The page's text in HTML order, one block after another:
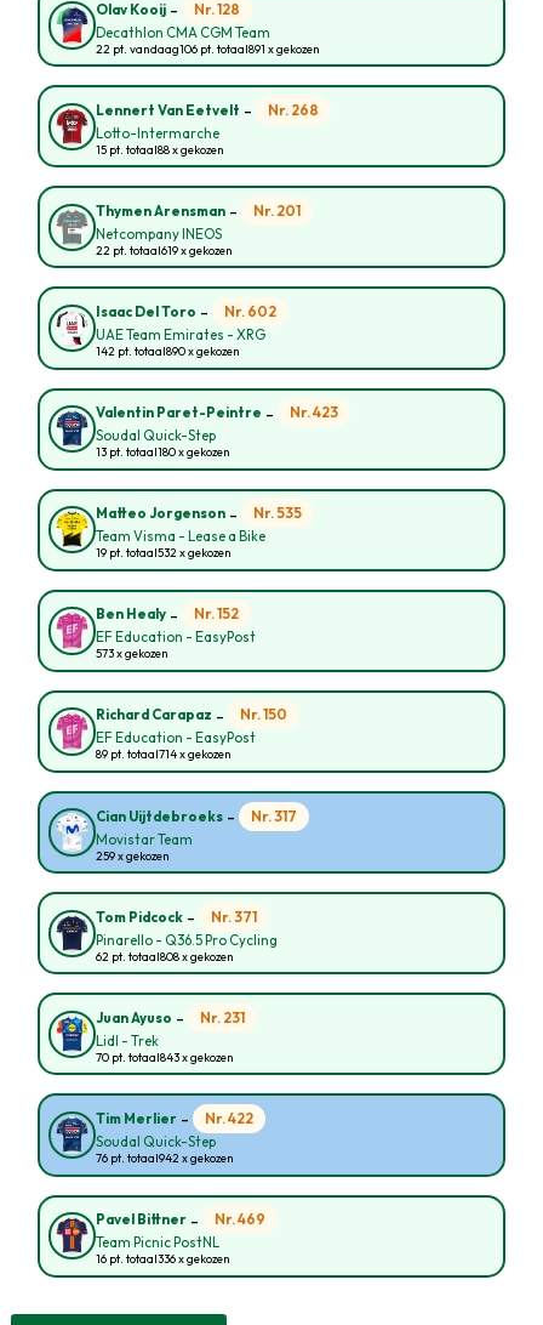
Olav Kooij - Nr. 128
Decathlon CMA CGM Team
22 pt. vandaag106 pt. totaal891 x gekozen
Lennert Van Eetvelt - Nr. 268
Lotto-Intermarche
15 pt. totaal88 x gekozen
Thymen Arensman - Nr. 201
Netcompany INEOS
22 pt. totaal619 x gekozen
Isaac Del Toro - Nr. 602
UAE Team Emirates - XRG
142 pt. totaal890 x gekozen
Valentin Paret-Peintre - Nr. 423
Soudal Quick-Step
13 pt. totaal180 x gekozen
Matteo Jorgenson - Nr. 535
Team Visma - Lease a Bike
19 pt. totaal532 x gekozen
Ben Healy - Nr. 152
EF Education - EasyPost
573 x gekozen
Richard Carapaz - Nr. 150
EF Education - EasyPost
89 pt. totaal714 x gekozen
Cian Uijtdebroeks - Nr. 317
Movistar Team
259 x gekozen
Tom Pidcock - Nr. 371
Pinarello - Q36.5 Pro Cycling
62 pt. totaal808 x gekozen
Juan Ayuso - Nr. 231
Lidl - Trek
70 pt. totaal843 x gekozen
Tim Merlier - Nr. 422
Soudal Quick-Step
76 pt. totaal942 x gekozen
Pavel Bittner - Nr. 469
Team Picnic PostNL
16 pt. totaal336 x gekozen